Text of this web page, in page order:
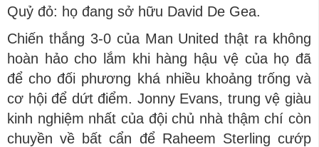
Quỷ đỏ: họ đang sở hữu David De Gea.
Chiến thắng 3-0 của Man United thật ra không
hoàn hảo cho lắm khi hàng hậu vệ của họ đã
để cho đối phương khá nhiều khoảng trống và
cơ hội để dứt điểm. Jonny Evans, trung vệ giàu
kinh nghiệm nhất của đội chủ nhà thậm chí còn
chuyền về bất cẩn để Raheem Sterling cướp